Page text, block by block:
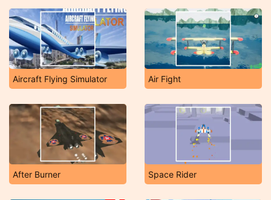
Aircraft Flying Simulator Air Fight
After Burner Space Rider